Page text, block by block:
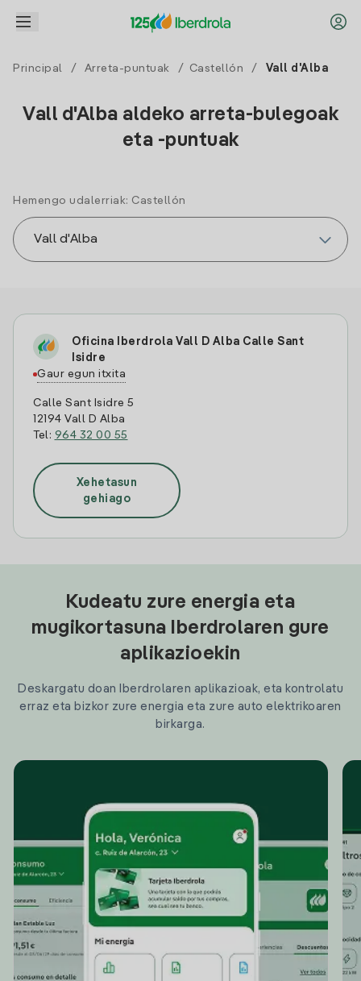
Principal / Arreta-puntuak / Castellón / Vall d'Alba
Vall d'Alba aldeko arreta-bulegoak
eta -puntuak
Hemengo udalerriak: Castellón
Oficina Iberdrola Vall D Alba Calle Sant
Isidre
Gaur egun itxita
Calle Sant Isidre 5
12194 Vall D Alba
Tel: 964 32 00 55
Xehetasun
gehiago
Kudeatu zure energia eta
mugikortasuna Iberdrolaren gure
aplikazioekin
Deskargatu doan Iberdrolaren aplikazioak, eta kontrolatu
erraz eta bizkor zure energia eta zure auto elektrikoaren
birkarga.